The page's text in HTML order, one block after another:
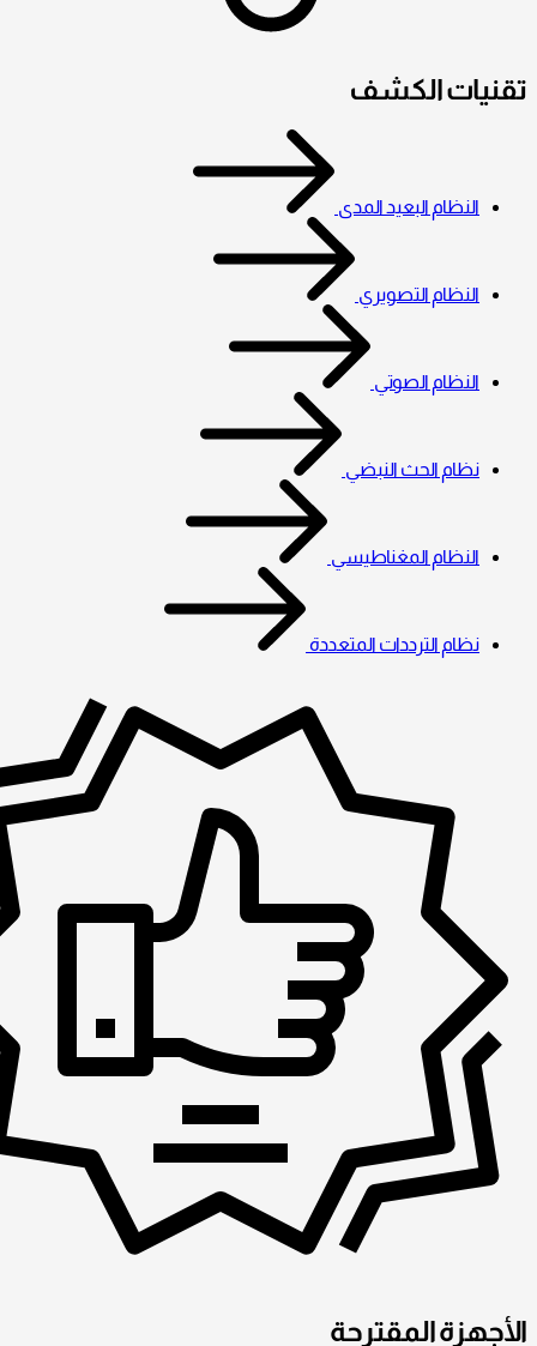
تقنيات الكشف
النظام البعيد المدى
النظام التصويري
النظام الصوتي
نظام الحث النبضي
النظام المغناطيسي
نظام الترددات المتعددة
الأجهزة المقترحة